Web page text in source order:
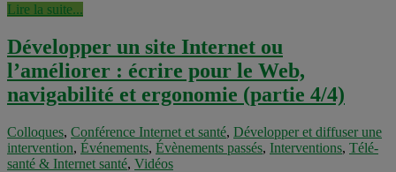
Lire la suite...
Développer un site Internet ou
l’améliorer : écrire pour le Web,
navigabilité et ergonomie (partie 4/4)
Colloques, Conférence Internet et santé, Développer et diffuser une
intervention, Événements, Évènements passés, Interventions, Télé-
santé & Internet santé, Vidéos